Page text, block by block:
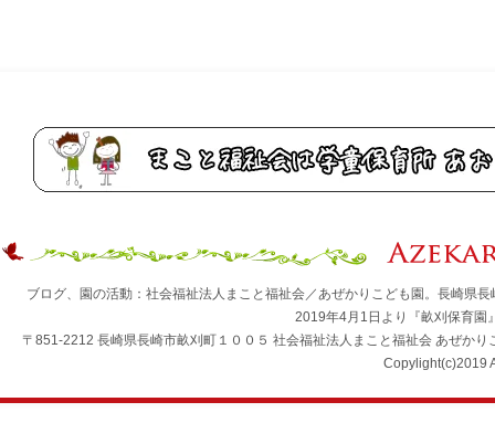
ブログ、園の活動：社会福祉法人まこと福祉会／あぜかりこども園。長崎
2019年4月1日より『畝刈保育園
〒851-2212 長崎県長崎市畝刈町１００５ 社会福祉法人まこと福祉会 あぜ
Copylight(c)2019